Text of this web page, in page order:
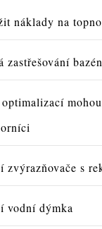
náklady na
zastřešování
zvýrazňovače s
vodní dýmka